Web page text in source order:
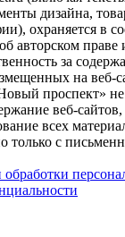
дизайна,
охраняется в
авторском
за
на веб-
проспект» не
веб-
всех
только с